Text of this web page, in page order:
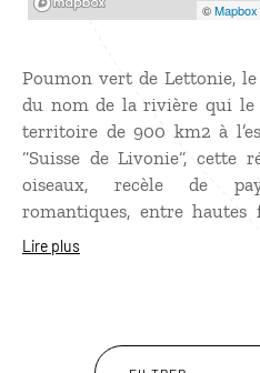
©Mapbox
Poumon vert de Lettonie,
du nom de la rivière qui le
territoire de 900 km2 à
“Suisse de Livonie“, cette
oiseaux, recèle de
romantiques, entre hautes
nombreuses cavernes,
randonnée, au canoë sur les
Lire plus